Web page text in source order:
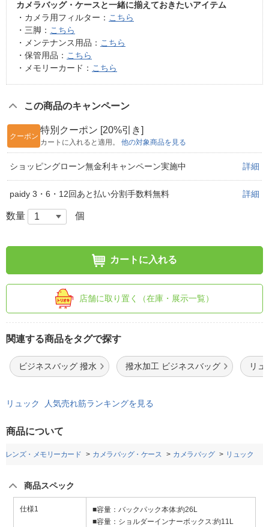
カメラバッグ・ケースと一緒に揃えておきたいアイテム
・カメラ用フィルター： こちら
・三脚： こちら
・メンテナンス用品： こちら
・保管用品： こちら
・メモリーカード： こちら
この商品のキャンペーン
クーポン
特別クーポン [20%引き]
カートに入れると適用。 他の対象商品を見る
ショッピングローン無金利キャンペーン実施中 詳細
paidy 3・6・12回あと払い分割手数料無料 詳細
数量 個
カートに入れる
店舗に取り置く（在庫・展示一覧）
関連する商品をタグで探す
ビジネスバッグ 撥水 撥水加工 ビジネスバッグ リュ
リュック 人気売れ筋ランキングを見る
商品について
レンズ・メモリーカード カメラバッグ・ケース カメラバッグ リュック
商品スペック
仕様1
■容量：バックパック本体:約26L
■容量：ショルダーインナーボックス:約11L